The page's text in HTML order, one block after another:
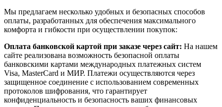
Мы предлагаем несколько удобных и безопасных способов
оплаты, разработанных для обеспечения максимального
комфорта и гибкости при осуществлении покупок:
Оплата банковской картой при заказе через сайт: На нашем
сайте реализована возможность безопасной оплаты
банковскими картами международных платежных систем
Visa, MasterCard и МИР. Платежи осуществляются через
защищенное соединение с использованием современных
протоколов шифрования, что гарантирует
конфиденциальность и безопасность ваших финансовых